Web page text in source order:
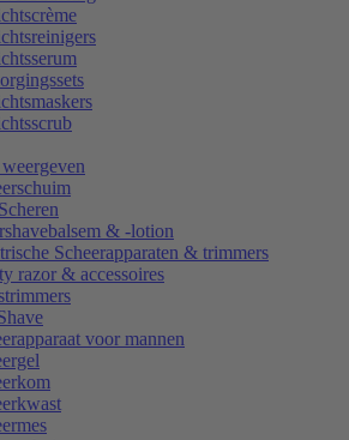
& -lotion
Scheerapparaten & trimmers
razor & accessoires
voor mannen